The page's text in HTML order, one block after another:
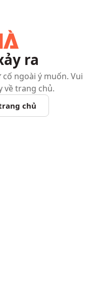
ra
ngoài ý muốn. Vui
về trang chủ.
chủ